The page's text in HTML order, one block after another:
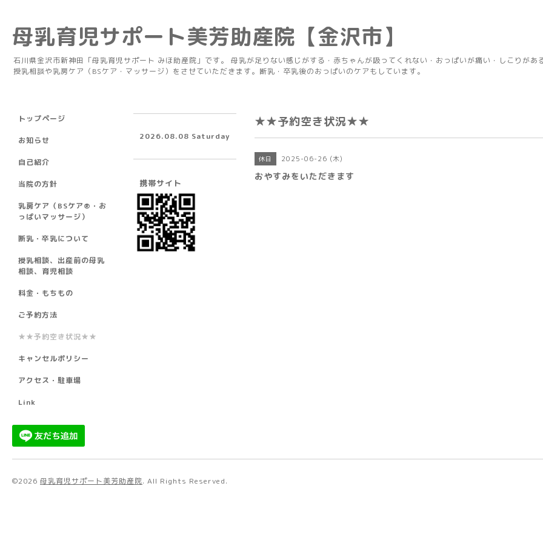
母乳育児サポート美芳助産院【金沢市】
石川県金沢市新神田「母乳育児サポート みほ助産院」です。 母乳が足りない感じがする・赤ちゃんが吸ってくれない・おっぱいが痛い・しこりがあ
授乳相談や乳房ケア（BSケア・マッサージ）をさせていただきます。断乳・卒乳後のおっぱいのケアもしています。
★★予約空き状況★★
休日 2025-06-26 (木)
おやすみをいただきます
トップページ
お知らせ
自己紹介
当院の方針
乳房ケア（BSケア®︎・お
っぱいマッサージ）
断乳・卒乳について
授乳相談、出産前の母乳
相談、育児相談
料金・もちもの
ご予約方法
★★予約空き状況★★
キャンセルポリシー
アクセス・駐車場
Link
2026.08.08 Saturday
携帯サイト
©2026 母乳育児サポート美芳助産院. All Rights Reserved.